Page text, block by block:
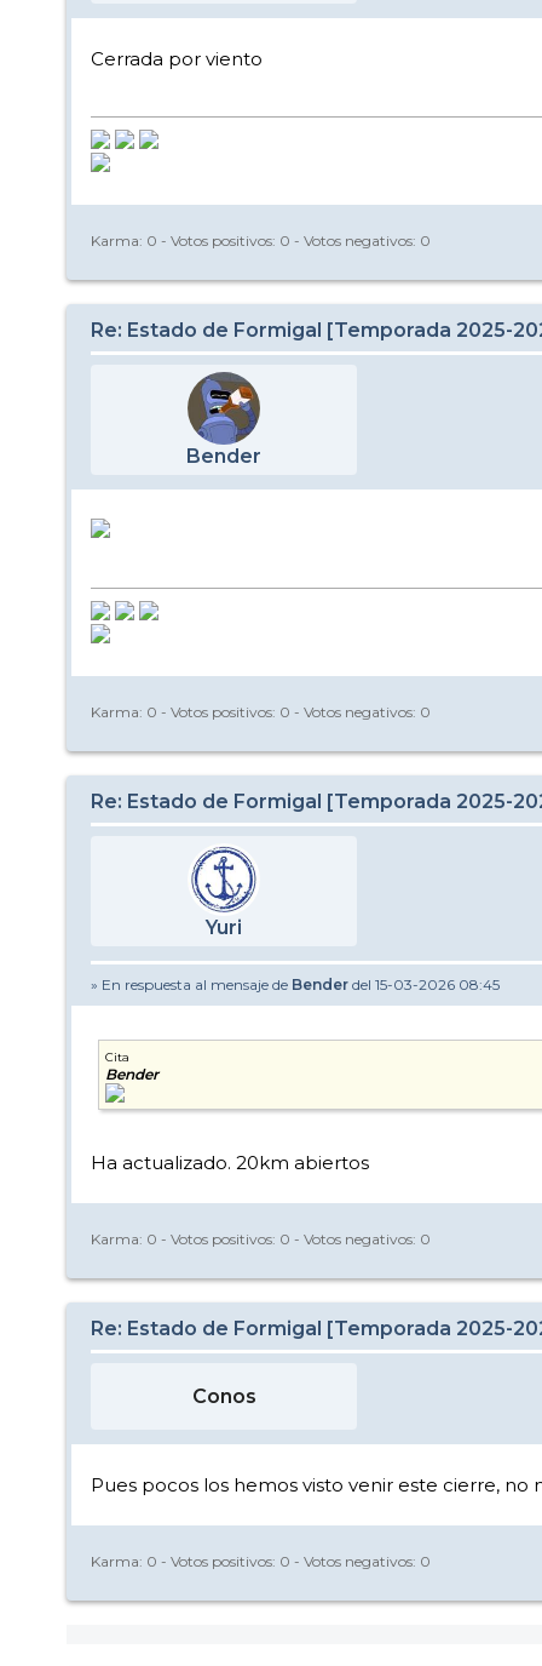
Cerrada por viento
Karma: 0 - Votos positivos: 0 - Votos negativos: 0
Re: Estado de Formigal [Temporada 2025-
Bender
Karma: 0 - Votos positivos: 0 - Votos negativos: 0
Re: Estado de Formigal [Temporada 2025-
Yuri
» En respuesta al mensaje de Bender del 15-03-2026 08:45
Cita
Bender
Ha actualizado. 20km abiertos
Karma: 0 - Votos positivos: 0 - Votos negativos: 0
Re: Estado de Formigal [Temporada 2025-
Conos
Pues pocos los hemos visto venir este cierre, no
Karma: 0 - Votos positivos: 0 - Votos negativos: 0